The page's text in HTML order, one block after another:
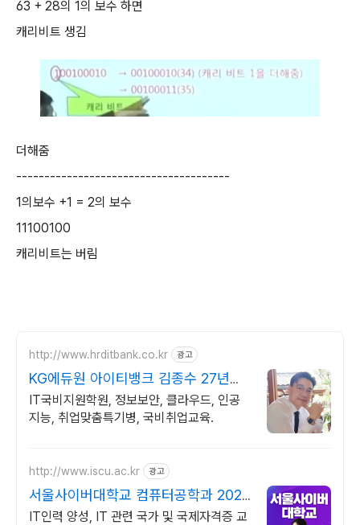
63 + 28의 1의 보수 하면
캐리비트 생김
더해줌
--------------------------------------
1의보수 +1 = 2의 보수
11100100
캐리비트는 버림
http://www.hrditbank.co.kr 광고
KG에듀원 아이티뱅크 김종수 27년경
력전문가 IT취업상담
IT국비지원학원, 정보보안, 클라우드, 인공
지능, 취업맞춤특기병, 국비취업교육.
http://www.iscu.ac.kr 광고
서울사이버대학교 컴퓨터공학과 2026
가을학기 신편입생
IT인력 양성, IT 관련 국가 및 국제자격증 교